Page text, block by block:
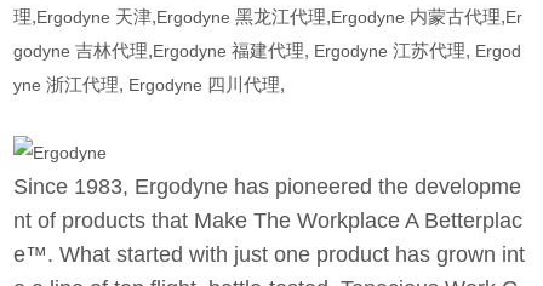
理,Ergodyne 天津,Ergodyne黑龙江代理,Ergodyne 内蒙古代理,Er
godyne吉林代理,Ergodyne福建代理, Ergodyne江苏代理, Ergod
yne浙江代理, Ergodyne 四川代理,
Since 1983, Ergodyne has pioneered the developme
nt of products that Make The Workplace A Betterplac
e™. What started with just one product has grown int